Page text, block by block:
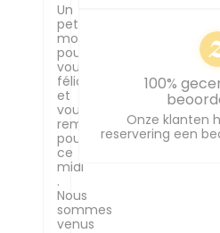
Un
petit
mot
pour
vous
féliciter
et
vous
remercier
pour
ce
midi
.
Nous
sommes
venus
100%
Onze klanten
reservering een